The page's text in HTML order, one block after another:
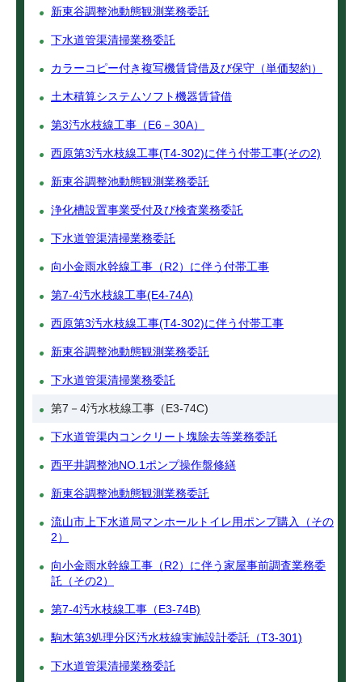
新東谷調整池動態観測業務委託
下水道管渠清掃業務委託
カラーコピー付き複写機賃貸借及び保守（単価契約）
土木積算システムソフト機器賃貸借
第3汚水枝線工事（E6－30A）
西原第3汚水枝線工事(T4-302)に伴う付帯工事(その2)
新東谷調整池動態観測業務委託
浄化槽設置事業受付及び検査業務委託
下水道管渠清掃業務委託
向小金雨水幹線工事（R2）に伴う付帯工事
第7-4汚水枝線工事(E4-74A)
西原第3汚水枝線工事(T4-302)に伴う付帯工事
新東谷調整池動態観測業務委託
下水道管渠清掃業務委託
第7－4汚水枝線工事（E3-74C)
下水道管渠内コンクリート塊除去等業務委託
西平井調整池NO.1ポンプ操作盤修繕
新東谷調整池動態観測業務委託
流山市上下水道局マンホールトイレ用ポンプ購入（その
2）
向小金雨水幹線工事（R2）に伴う家屋事前調査業務委
託（その2）
第7-4汚水枝線工事（E3-74B)
駒木第3処理分区汚水枝線実施設計委託（T3-301)
下水道管渠清掃業務委託